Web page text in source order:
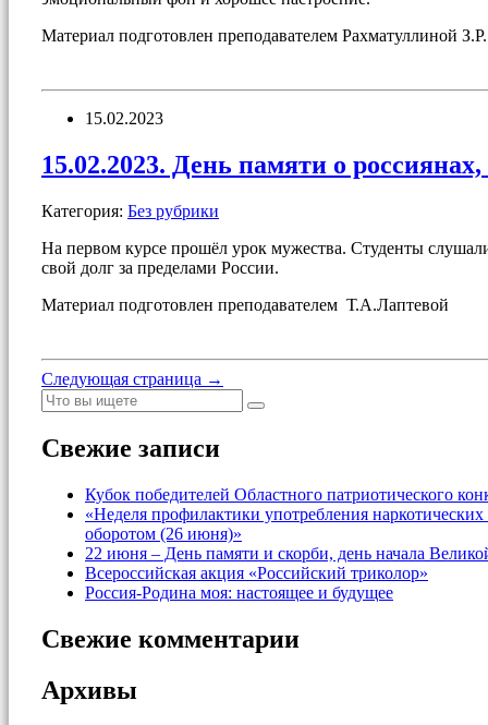
Материал подготовлен преподавателем Рахматуллиной З.Р.
15.02.2023
15.02.2023. День памяти о
Категория: Без рубрики
На первом курсе прошёл урок мужества. Студенты
свой долг за пределами России.
Материал подготовлен преподавателем Т.А.Лаптевой
Следующая страница →
Свежие записи
Кубок победителей Областного патриотического
«Неделя профилактики употребления
оборотом (26 июня)»
22 июня – День памяти и скорби, день начала
Всероссийская акция «Российский триколор»
Россия-Родина моя: настоящее и будущее
Свежие комментарии
Архивы